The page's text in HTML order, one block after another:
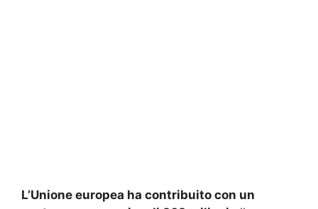
L’Unione europea ha contribuito con un